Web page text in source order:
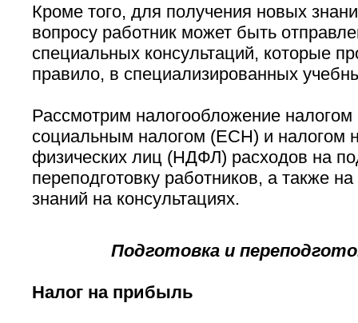
Кроме того, для получения новых
вопросу работник может быть
специальных консультаций, которые
правило, в специализированных
Рассмотрим налогообложение
социальным налогом (ЕСН) и налогом
физических лиц (НДФЛ) расходов на
переподготовку работников, а также
знаний на консультациях.
Подготовка и
Налог на прибыль